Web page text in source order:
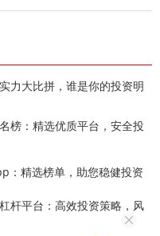
力大比拼，谁是你的投资明
榜：精选优质平台，安全投
App：精选榜单，助您稳健投资
杆平台：高效投资策略，风